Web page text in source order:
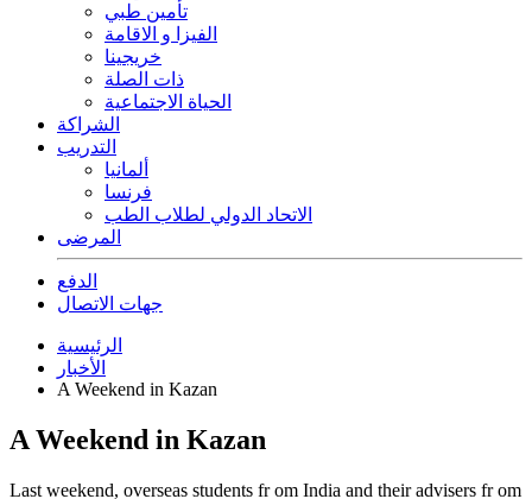
تأمين طبي
الفيزا و الاقامة
خريجينا
ذات الصلة
الحياة الاجتماعية
الشراكة
التدريب
ألمانيا
فرنسا
الاتحاد الدولي لطلاب الطب
المرضى
الدفع
جهات الاتصال
الرئيسية
الأخبار
A Weekend in Kazan
A Weekend in Kazan
Last weekend, overseas students fr om India and their advisers fr om